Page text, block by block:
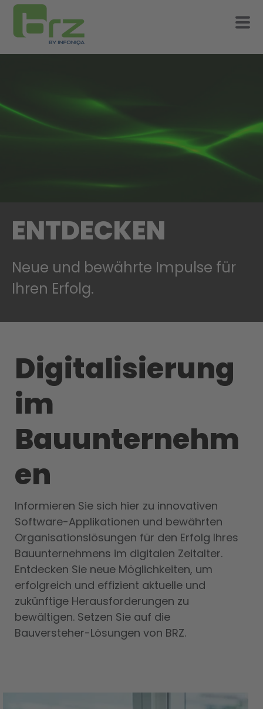
ENTDECKEN
Neue und bewährte Impulse für
Ihren Erfolg.
Digitalisierung
im
Bauunternehm
en
Informieren Sie sich hier zu innovativen
Software-Applikationen und bewährten
Organisationslösungen für den Erfolg Ihres
Bauunternehmens im digitalen Zeitalter.
Entdecken Sie neue Möglichkeiten, um
erfolgreich und effizient aktuelle und
zukünftige Herausforderungen zu
bewältigen. Setzen Sie auf die
Bauversteher-Lösungen von BRZ.